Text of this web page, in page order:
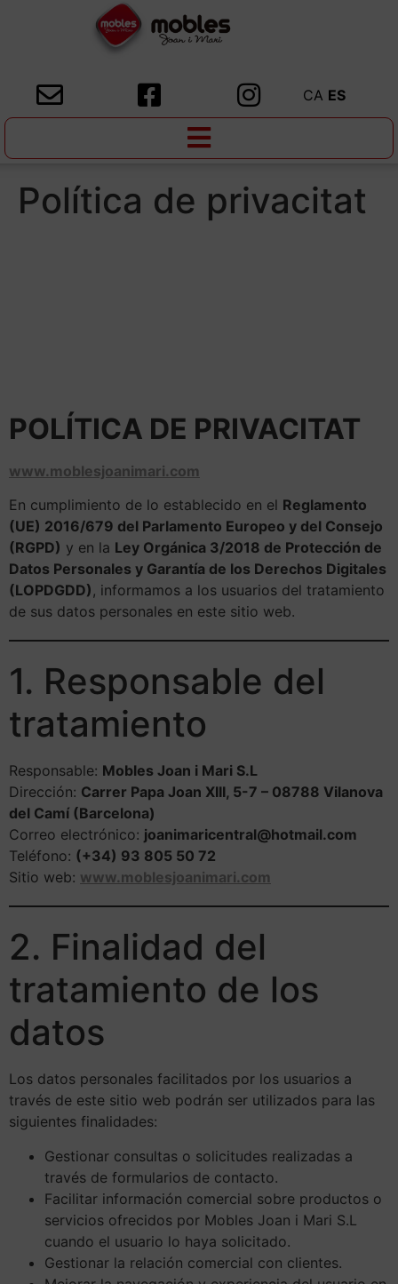
CA ES
Política de privacitat
POLÍTICA DE PRIVACITAT
www.moblesjoanimari.com
En cumplimiento de lo establecido en el Reglamento
(UE) 2016/679 del Parlamento Europeo y del Consejo
(RGPD) y en la Ley Orgánica 3/2018 de Protección de
Datos Personales y Garantía de los Derechos Digitales
(LOPDGDD) , informamos a los usuarios del tratamiento
de sus datos personales en este sitio web.
1. Responsable del
tratamiento
Responsable: Mobles Joan i Mari S.L
Dirección: Carrer Papa Joan XIII, 5-7 – 08788 Vilanova
del Camí (Barcelona)
Correo electrónico: joanimaricentral@hotmail.com
Teléfono: (+34) 93 805 50 72
Sitio web: www.moblesjoanimari.com
2. Finalidad del
tratamiento de los
datos
Los datos personales facilitados por los usuarios a
través de este sitio web podrán ser utilizados para las
siguientes finalidades:
Gestionar consultas o solicitudes realizadas a
través de formularios de contacto.
Facilitar información comercial sobre productos o
servicios ofrecidos por Mobles Joan i Mari S.L
cuando el usuario lo haya solicitado.
Gestionar la relación comercial con clientes.